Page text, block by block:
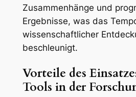
Zusammenhänge und
Ergebnisse, was das
wissenschaftlicher
beschleunigt.
Vorteile des
Tools in der